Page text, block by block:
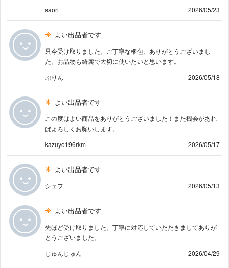
saori
2026/05/23
よい出品者です
只今受け取りました。ご丁寧な梱包、ありがとうございまし
た。お品物も綺麗で大切に使いたいと思います。
ぷりん
2026/05/18
よい出品者です
この度はよい商品をありがとうございました！また機会があれ
ばよろしくお願いします。
kazuyo196rkm
2026/05/17
よい出品者です
シェフ 2026/05/13
よい出品者です
先ほど受け取りました。丁寧に対応していただきましてありが
とうございました。
じゅんじゅん
2026/04/29